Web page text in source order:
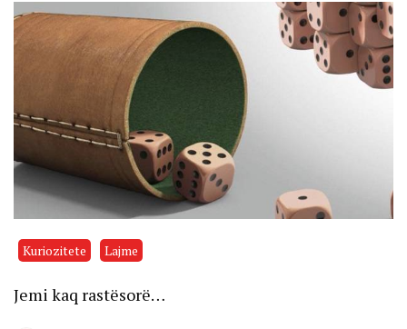
Kuriozitete Lajme
Jemi kaq rastësorë…